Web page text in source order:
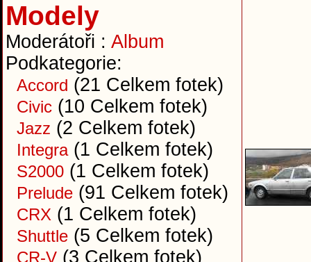
Modely
Moderátoři : Album
Podkategorie:
Accord (21 Celkem fotek)
Civic (10 Celkem fotek)
Jazz (2 Celkem fotek)
Integra(1 Celkem fotek)
S2000 (1 Celkem fotek)
Prelude (91 Celkem fotek)
CRX (1 Celkem fotek)
Shuttle (5 Celkem fotek)
CR-V (3 Celkem fotek)